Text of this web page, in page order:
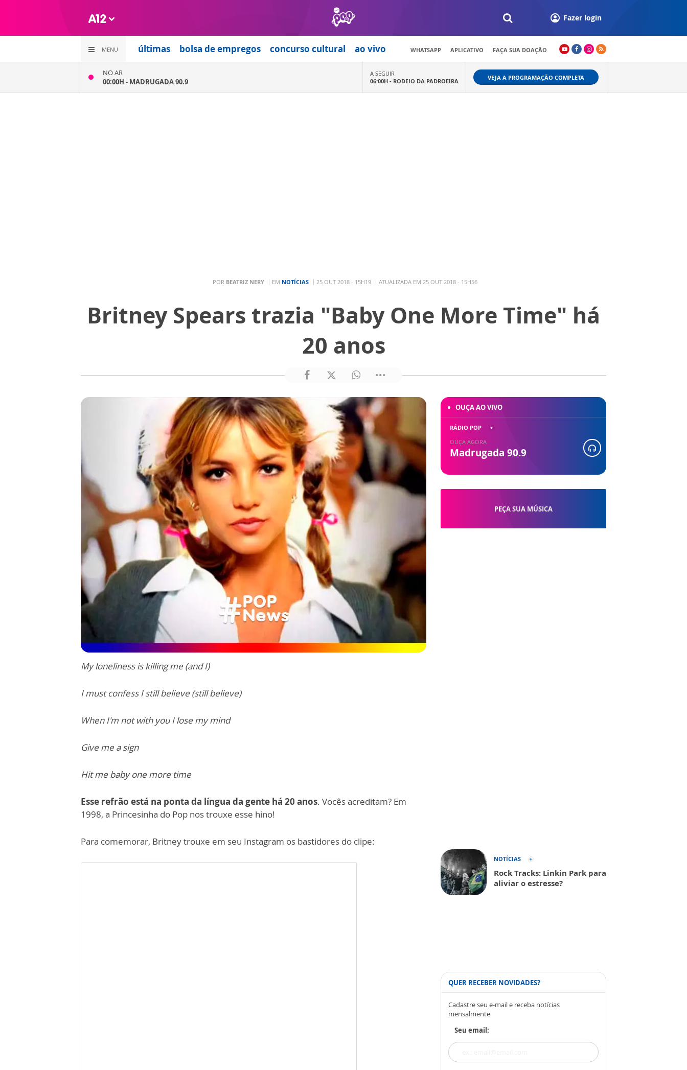
Fazer login
MENU últimas bolsa de empregos concurso cultural ao vivo WHATSAPP APLICATIVO FAÇA SUA DOAÇÃO
NO AR
00:00H - MADRUGADA 90.9
A SEGUIR
06:00H - RODEIO DA PADROEIRA VEJA A PROGRAMAÇÃO COMPLETA
POR BEATRIZ NERY EM NOTÍCIAS 25 OUT 2018 - 15H19 ATUALIZADA EM 25 OUT 2018 - 15H56
Britney Spears trazia "Baby One More Time" há
20 anos
My loneliness is killing me (and I)
I must confess I still believe (still believe)
When I'm not with you I lose my mind
Give me a sign
Hit me baby one more time
Esse refrão está na ponta da língua da gente há 20 anos. Vocês acreditam? Em
1998, a Princesinha do Pop nos trouxe esse hino!
Para comemorar, Britney trouxe em seu Instagram os bastidores do clipe:
PEÇA SUA MÚSICA
OUÇA AO VIVO
RÁDIO POP
OUÇA AGORA
Madrugada 90.9
NOTÍCIAS
Rock Tracks: Linkin Park para
aliviar o estresse?
QUER RECEBER NOVIDADES?
Cadastre seu e-mail e receba notícias
mensalmente
Seu email: